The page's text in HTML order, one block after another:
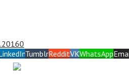
0
TumblrRedditVKWhatsApp